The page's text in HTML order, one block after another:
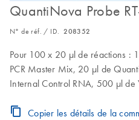
QuantiNova Probe
N° de réf. / ID.208352
Pour 100 x 20 µl de réactions :
PCR Master Mix, 20 µl de QuantiNova Probe RT Mix, 20 µl de
Internal Control RNA, 500 µl de
Copier les détails de la